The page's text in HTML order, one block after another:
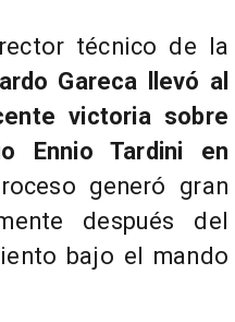
técnico de la
Gareca llevó al
victoria sobre
Ennio Tardini en
generó gran
después del
bajo el mando